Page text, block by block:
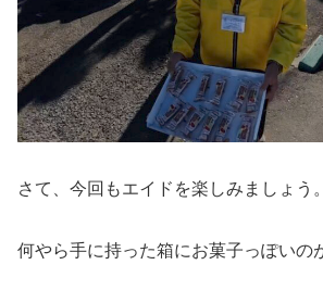
さて、今回もエイドを楽しみましょう。
何やら手に持った箱にお菓子っぽいの